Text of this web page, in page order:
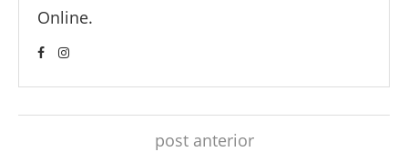
Online.
post anterior